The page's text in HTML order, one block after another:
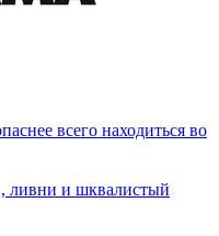
всего находиться во
ливни и шквалистый